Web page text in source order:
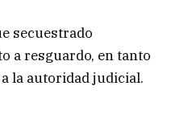
secuestrado
a resguardo, en tanto
la autoridad judicial.